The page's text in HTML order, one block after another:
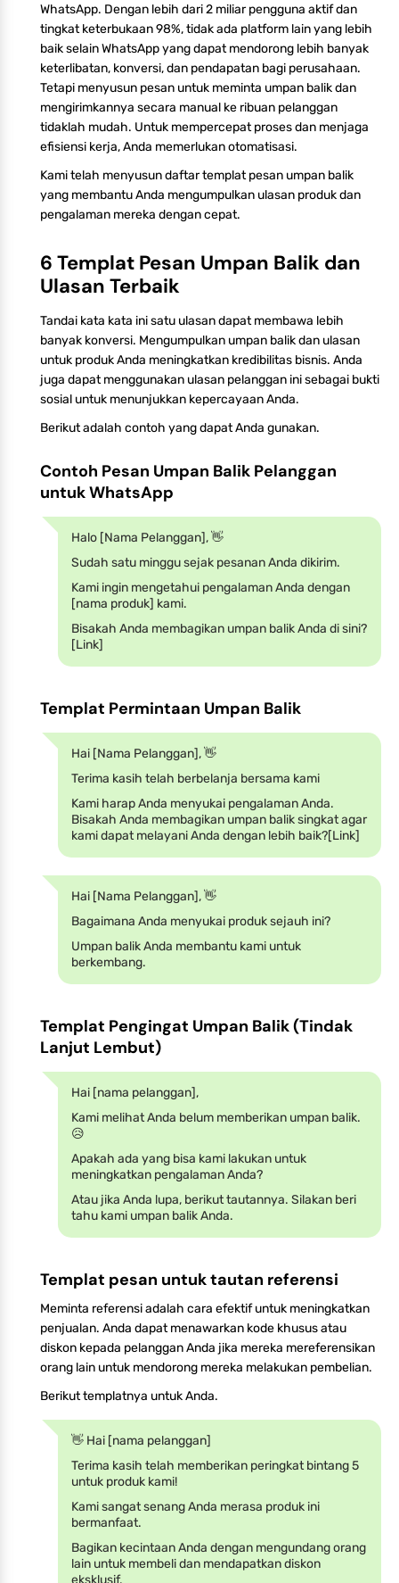
WhatsApp. Dengan lebih dari 2 miliar pengguna aktif dan
tingkat keterbukaan 98%, tidak ada platform lain yang lebih
baik selain WhatsApp yang dapat mendorong lebih banyak
keterlibatan, konversi, dan pendapatan bagi perusahaan.
Tetapi menyusun pesan untuk meminta umpan balik dan
mengirimkannya secara manual ke ribuan pelanggan
tidaklah mudah. Untuk mempercepat proses dan menjaga
efisiensi kerja, Anda memerlukan otomatisasi.
Kami telah menyusun daftar templat pesan umpan balik
yang membantu Anda mengumpulkan ulasan produk dan
pengalaman mereka dengan cepat.
6 Templat Pesan Umpan Balik dan
Ulasan Terbaik
Tandai kata kata ini satu ulasan dapat membawa lebih
banyak konversi. Mengumpulkan umpan balik dan ulasan
untuk produk Anda meningkatkan kredibilitas bisnis. Anda
juga dapat menggunakan ulasan pelanggan ini sebagai bukti
sosial untuk menunjukkan kepercayaan Anda.
Berikut adalah contoh yang dapat Anda gunakan.
Contoh Pesan Umpan Balik Pelanggan
untuk WhatsApp
Halo [Nama Pelanggan], 👋
Sudah satu minggu sejak pesanan Anda dikirim.
Kami ingin mengetahui pengalaman Anda dengan
[nama produk] kami.
Bisakah Anda membagikan umpan balik Anda di sini?
[Link]
Templat Permintaan Umpan Balik
Hai [Nama Pelanggan], 👋
Terima kasih telah berbelanja bersama kami
Kami harap Anda menyukai pengalaman Anda.
Bisakah Anda membagikan umpan balik singkat agar
kami dapat melayani Anda dengan lebih baik?[Link]
Hai [Nama Pelanggan], 👋
Bagaimana Anda menyukai produk sejauh ini?
Umpan balik Anda membantu kami untuk
berkembang.
Templat Pengingat Umpan Balik (Tindak
Lanjut Lembut)
Hai [nama pelanggan],
Kami melihat Anda belum memberikan umpan balik.
😥
Apakah ada yang bisa kami lakukan untuk
meningkatkan pengalaman Anda?
Atau jika Anda lupa, berikut tautannya. Silakan beri
tahu kami umpan balik Anda.
Templat pesan untuk tautan referensi
Meminta referensi adalah cara efektif untuk meningkatkan
penjualan. Anda dapat menawarkan kode khusus atau
diskon kepada pelanggan Anda jika mereka mereferensikan
orang lain untuk mendorong mereka melakukan pembelian.
Berikut templatnya untuk Anda.
👋 Hai [nama pelanggan]
Terima kasih telah memberikan peringkat bintang 5
untuk produk kami!
Kami sangat senang Anda merasa produk ini
bermanfaat.
Bagikan kecintaan Anda dengan mengundang orang
lain untuk membeli dan mendapatkan diskon
eksklusif.